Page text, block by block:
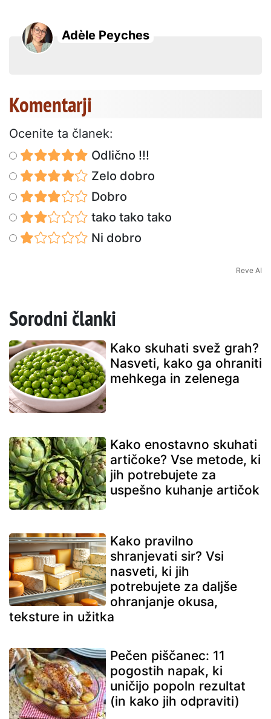
Adèle Peyches
Komentarji
Ocenite ta članek:
Odlično !!!
Zelo dobro
Dobro
tako tako tako
Ni dobro
Reve AI
Sorodni članki
Kako skuhati svež grah?
Nasveti, kako ga ohraniti
mehkega in zelenega
Kako enostavno skuhati
artičoke? Vse metode, ki
jih potrebujete za
uspešno kuhanje artičok
Kako pravilno
shranjevati sir? Vsi
nasveti, ki jih
potrebujete za daljše
ohranjanje okusa,
teksture in užitka
Pečen piščanec: 11
pogostih napak, ki
uničijo popoln rezultat
(in kako jih odpraviti)